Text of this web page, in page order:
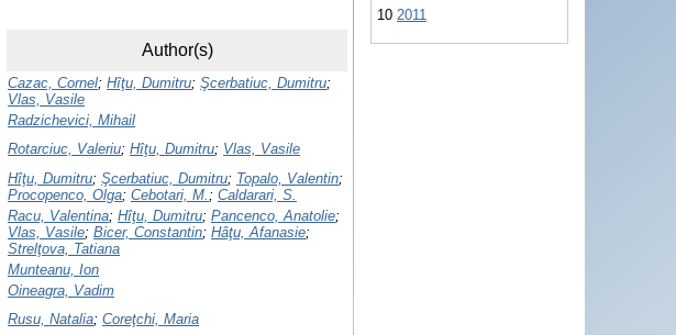
Author(s)
Cazac, Cornel; Hîţu, Dumitru; Şcerbatiuc, Dumitru;
Vlas, Vasile
Radzichevici, Mihail
Rotarciuc, Valeriu; Hîţu, Dumitru; Vlas, Vasile
Hîţu, Dumitru; Şcerbatiuc, Dumitru; Topalo, Valentin;
Procopenco, Olga; Cebotari, M.; Caldarari, S.
Racu, Valentina; Hîţu, Dumitru; Pancenco, Anatolie;
Vlas, Vasile; Bicer, Constantin; Hâţu, Afanasie;
Strelţova, Tatiana
Munteanu, Ion
Oineagra, Vadim
Rusu, Natalia; Coreţchi, Maria
10 2011